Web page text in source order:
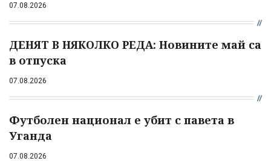
07.08.2026
ДЕНЯТ В НЯКОЛКО РЕДА: Новините май са
в отпуска
07.08.2026
Футболен национал е убит с павета в
Уганда
07.08.2026